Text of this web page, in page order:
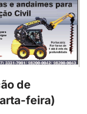
de
feira)